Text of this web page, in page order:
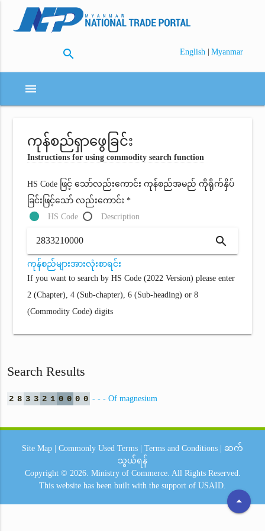
search English | Myanmar
menu
ကုန်စည်ရှာဖွေခြင်း
Instructions for using commodity search function
HS Code ဖြင့် သော်လည်းကောင်း ကုန်စည်အမည် ကိုရိုက်နှိပ်
ခြင်းဖြင့်သော် လည်းကောင်း *
HS Code
Description
search
ကုန်စည်များအားလုံးစာရင်း
If you want to search by HS Code (2022 Version) please enter
2 (Chapter), 4 (Sub-chapter), 6 (Sub-heading) or 8
(Commodity Code) digits
Search Results
2 8 3 3 2 1 0 0 0 0 - - - Of magnesium
arrow_drop_up
Site Map Commonly Used Terms Terms and Conditions
ဆက်
သွယ်ရန်
Copyright © 2026. Ministry of Commerce. All Rights Reserved.
This website has been built with the support of USAID.